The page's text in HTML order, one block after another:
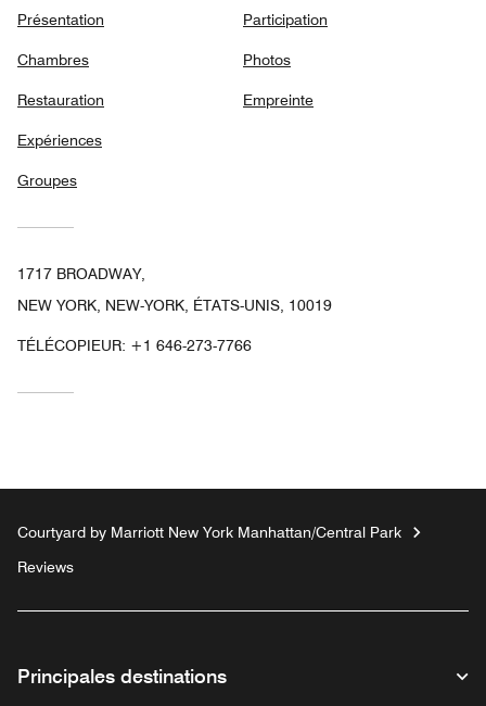
Présentation
Chambres
Restauration
Expériences
Groupes
Participation
Photos
Empreinte
1717 BROADWAY,
NEW YORK, NEW-YORK, ÉTATS-UNIS, 10019
TÉLÉCOPIEUR: +1 646-273-7766
Courtyard by Marriott New York Manhattan/Central Park
Reviews
Principales destinations